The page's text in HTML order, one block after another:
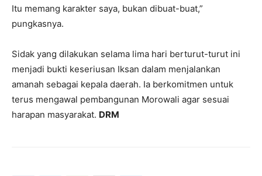
Itu memang karakter saya, bukan dibuat-buat,”
pungkasnya.
Sidak yang dilakukan selama lima hari berturut-turut ini
menjadi bukti keseriusan Iksan dalam menjalankan
amanah sebagai kepala daerah. Ia berkomitmen untuk
terus mengawal pembangunan Morowali agar sesuai
harapan masyarakat. DRM